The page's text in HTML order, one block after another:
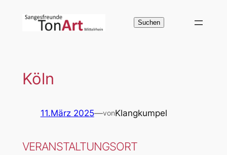
Suchen
Suchen
Köln
11.März 2025—vonKlangkumpel
VERANSTALTUNGSORT